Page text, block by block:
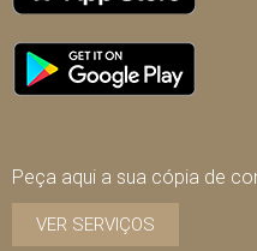
Peça aqui a sua cópia de
VER SERVIÇOS